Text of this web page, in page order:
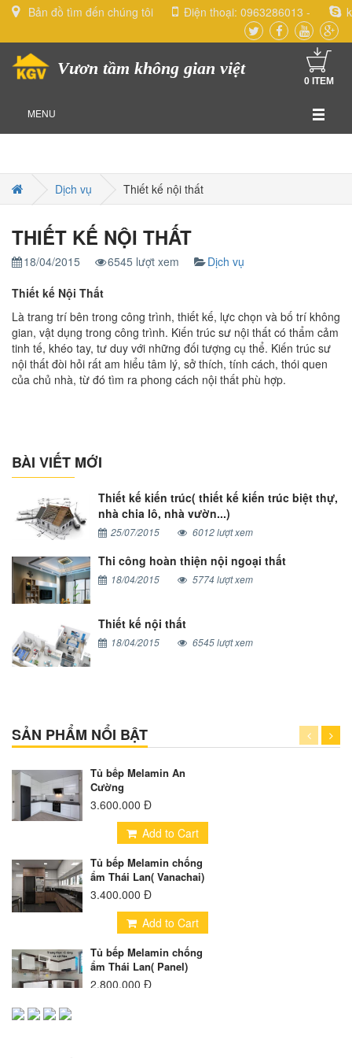
Bản đồ tìm đến chúng tôi Điện thoại: 0963286013 -
Vươn tầm không gian việt
0 ITEM
MENU
Dịch vụ Thiết kế nội thất
THIẾT KẾ NỘI THẤT
18/04/2015 6545 lượt xem
Dịch vụ
Thiết kế Nội Thất
Là trang trí bên trong công trình, thiết kế, lực chọn và bố trí không
gian, vật dụng trong công trình. Kiến trúc sư nội thất có thẩm cảm
tinh tế, khéo tay, tư duy với những đối tượng cụ thể. Kiến trúc sư
nội thất đòi hỏi rất am hiểu tâm lý, sở thích, tính cách, thói quen
của chủ nhà, từ đó tìm ra phong cách nội thất phù hợp.
BÀI VIẾT MỚI
Thiết kế kiến trúc( thiết kế kiến trúc biệt thự,
nhà chia lô, nhà vườn...)
25/07/2015 6012 lượt xem
Thi công hoàn thiện nội ngoại thất
18/04/2015 5774 lượt xem
Thiết kế nội thất
18/04/2015 6545 lượt xem
SẢN PHẨM NỔI BẬT
Tủ bếp Melamin An
Cường
3.600.000 Đ
Add to Cart
Tủ bếp Melamin chống
ẩm Thái Lan( Vanachai)
3.400.000 Đ
Add to Cart
Tủ bếp Melamin chống
ẩm Thái Lan( Panel)
2.800.000 Đ